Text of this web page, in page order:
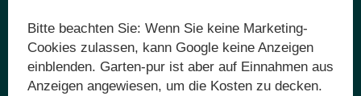
Bitte beachten Sie: Wenn Sie keine Marketing-
Cookies zulassen, kann Google keine Anzeigen
einblenden. Garten-pur ist aber auf Einnahmen aus
Anzeigen angewiesen, um die Kosten zu decken.